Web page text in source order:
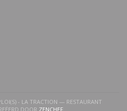
nieuw venster))
een nieuw venster))
in een nieuw venster))
- LA TRACTION — RESTAURANT
DOOR ZENCHEF((OPENT IN EEN NIEUW